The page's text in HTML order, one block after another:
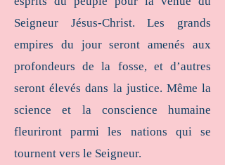
Seigneur Jésus-Christ. Les grands
empires du jour seront amenés aux
profondeurs de la fosse, et d’autres
seront élevés dans la justice. Même la
science et la conscience humaine
fleuriront parmi les nations qui se
tournent vers le Seigneur.